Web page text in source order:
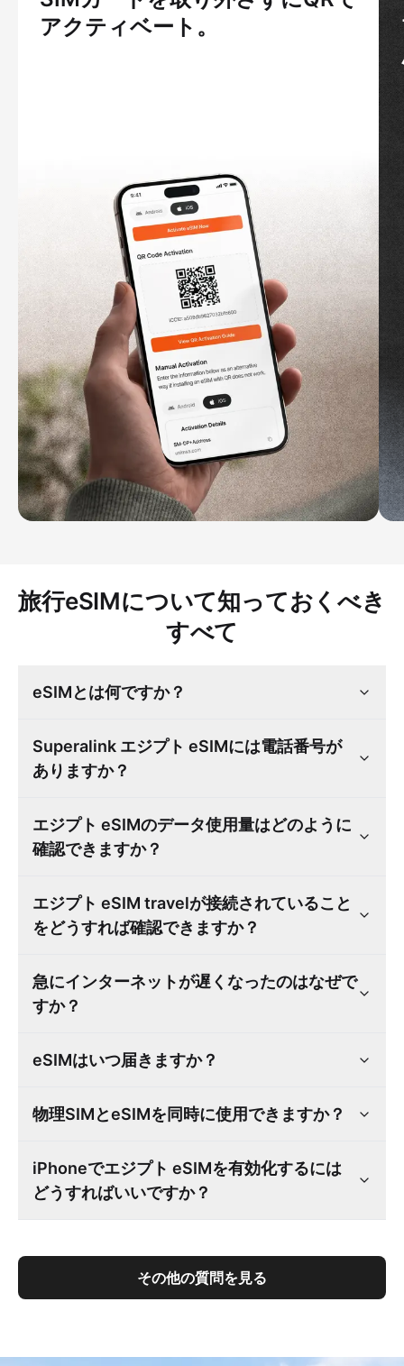
アクティベート。
旅行eSIMについて知っておくべき
すべて
eSIMとは何ですか？
Superalink エジプト eSIMには電話番号が
ありますか？
エジプト eSIMのデータ使用量はどのように
確認できますか？
エジプト eSIM travelが接続されていること
をどうすれば確認できますか？
急にインターネットが遅くなったのはなぜで
すか？
eSIMはいつ届きますか？
物理SIMとeSIMを同時に使用できますか？
iPhoneでエジプト eSIMを有効化するには
どうすればいいですか？
その他の質問を見る